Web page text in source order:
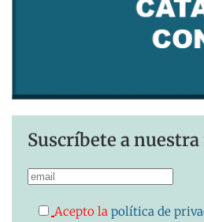
Suscríbete a
Acepto la política de